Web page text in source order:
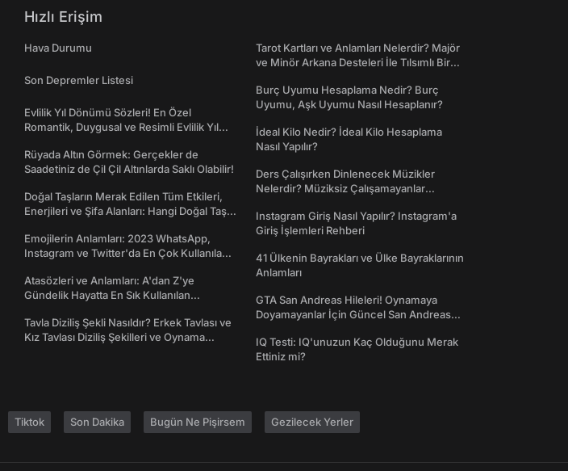
Hızlı Erişim
Hava Durumu
Son Depremler Listesi
Evlilik Yıl Dönümü Sözleri! En Özel
Romantik, Duygusal ve Resimli Evlilik Yıl
Rüyada Altın Görmek: Gerçekler de
Saadetiniz de Çil Çil Altınlarda Saklı Olabilir!
Doğal Taşların Merak Edilen Tüm Etkileri,
Enerjileri ve Şifa Alanları: Hangi Doğal Taş
Emojilerin Anlamları: 2023 WhatsApp,
Instagram ve Twitter'da En Çok Kullanılan
Atasözleri ve Anlamları: A'dan Z'ye
Gündelik Hayatta En Sık Kullanılan
Tavla Diziliş Şekli Nasıldır? Erkek Tavlası ve
Kız Tavlası Diziliş Şekilleri ve Oynama
Tarot Kartları ve Anlamları Nelerdir? Majör
ve Minör Arkana Desteleri İle Tılsımlı Bir
Burç Uyumu Hesaplama Nedir? Burç
Uyumu, Aşk Uyumu Nasıl Hesaplanır?
İdeal Kilo Nedir? İdeal Kilo Hesaplama
Nasıl Yapılır?
Ders Çalışırken Dinlenecek Müzikler
Nelerdir? Müziksiz Çalışamayanlar
Instagram Giriş Nasıl Yapılır? Instagram'a
Giriş İşlemleri Rehberi
41 Ülkenin Bayrakları ve Ülke Bayraklarının
Anlamları
GTA San Andreas Hileleri! Oynamaya
Doyamayanlar İçin Güncel San Andreas
IQ Testi: IQ'unuzun Kaç Olduğunu Merak
Ettiniz mi?
Tiktok Son Dakika Bugün Ne Pişirsem Gezilecek Yerler